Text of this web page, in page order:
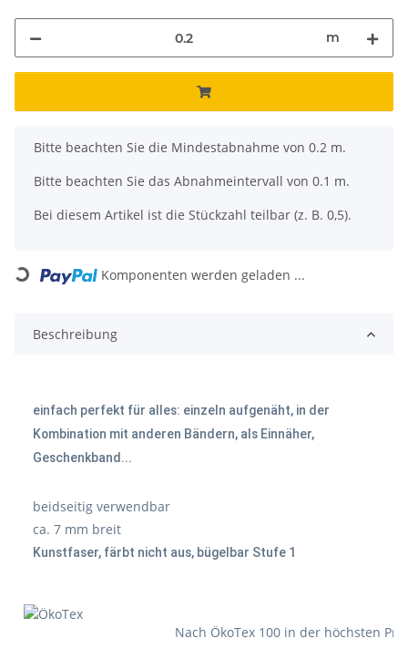
m
x
Bitte beachten Sie die Mindestabnahme von 0.2 m.
Bitte beachten Sie das Abnahmeintervall von 0.1 m.
Bei diesem Artikel ist die Stückzahl teilbar (z. B. 0,5).
Loading... Komponenten werden geladen ...
Beschreibung
einfach perfekt für alles: einzeln aufgenäht, in der
Kombination mit anderen Bändern, als Einnäher,
Geschenkband...
beidseitig verwendbar
ca. 7 mm breit
Kunstfaser, färbt nicht aus, bügelbar Stufe 1
Nach ÖkoTex 100 in der höchsten